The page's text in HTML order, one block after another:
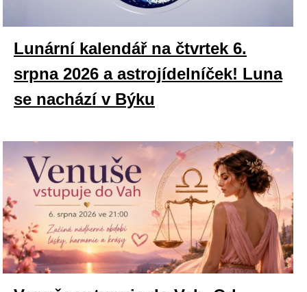
Lunární kalendář na čtvrtek 6.
srpna 2026 a astrojídelníček! Luna
se nachází v Býku